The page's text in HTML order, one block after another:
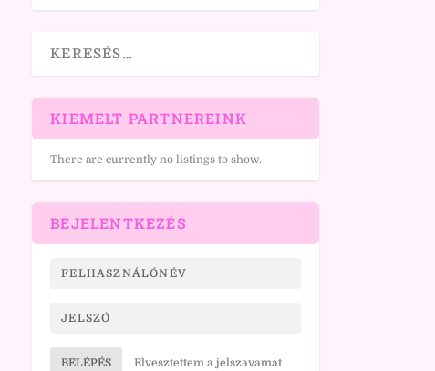
KIEMELT PARTNEREINK
There are currently no listings to show.
BEJELENTKEZÉS
BELÉPÉS Elvesztettem a jelszavamat